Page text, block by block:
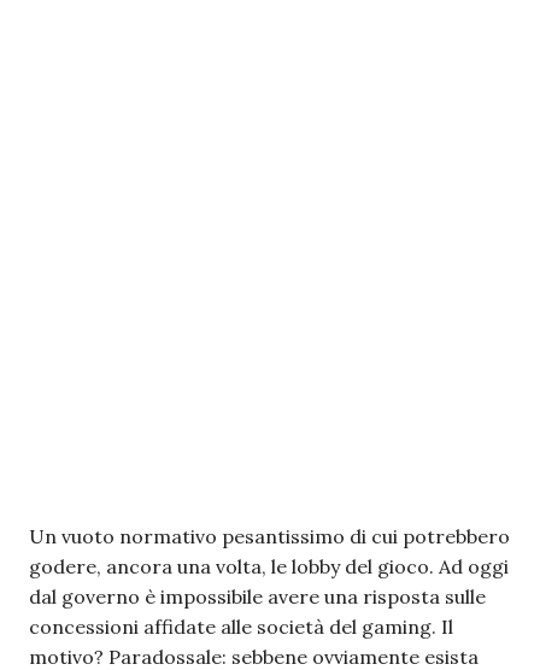
Un vuoto normativo pesantissimo di cui potrebbero
godere, ancora una volta, le lobby del gioco. Ad oggi
dal governo è impossibile avere una risposta sulle
concessioni affidate alle società del gaming. Il
motivo? Paradossale: sebbene ovviamente esista